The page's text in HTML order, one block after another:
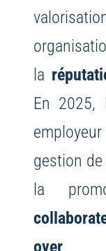
la
En 2025,
gestion de
la
over.